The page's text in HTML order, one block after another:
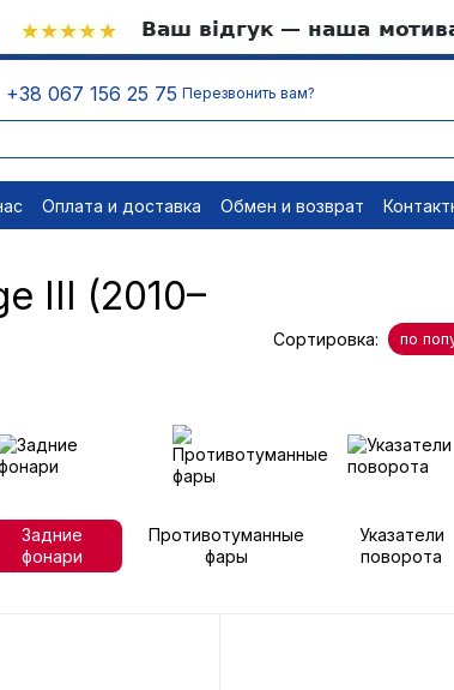
+38 067 156 25 75 Перезвонить вам?
Оплата и доставка Обмен и возврат
документы Отписаться
III (2010–
Сортировка: по
Задние
фонари
Противотуманные
фары
Указатели
поворота